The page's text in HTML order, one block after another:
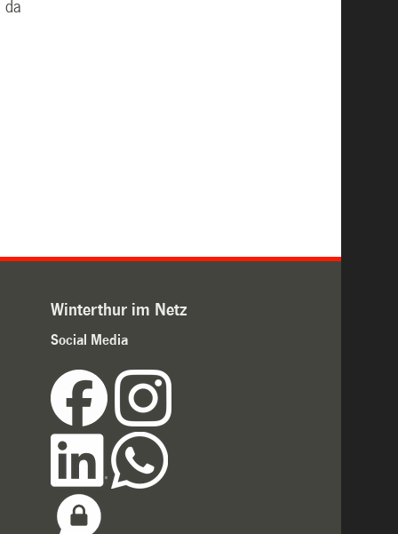
da
Winterthur im Netz
Social Media